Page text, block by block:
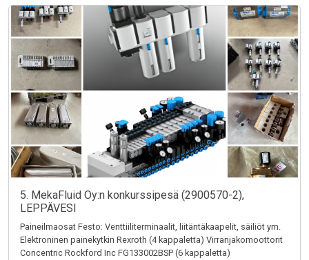
5. MekaFluid Oy:n konkurssipesä (2900570-2),
LEPPÄVESI
Paineilmaosat Festo: Venttiiliterminaalit, liitäntäkaapelit, säiliöt ym.
Elektroninen painekytkin Rexroth (4 kappaletta) Virranjakomoottorit
Concentric Rockford Inc FG133002BSP (6 kappaletta)